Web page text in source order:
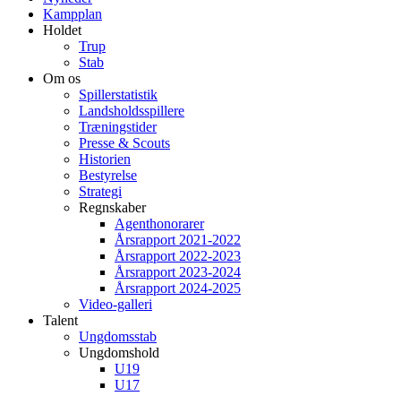
Kampplan
Holdet
Trup
Stab
Om os
Spillerstatistik
Landsholdsspillere
Træningstider
Presse & Scouts
Historien
Bestyrelse
Strategi
Regnskaber
Agenthonorarer
Årsrapport 2021-2022
Årsrapport 2022-2023
Årsrapport 2023-2024
Årsrapport 2024-2025
Video-galleri
Talent
Ungdomsstab
Ungdomshold
U19
U17